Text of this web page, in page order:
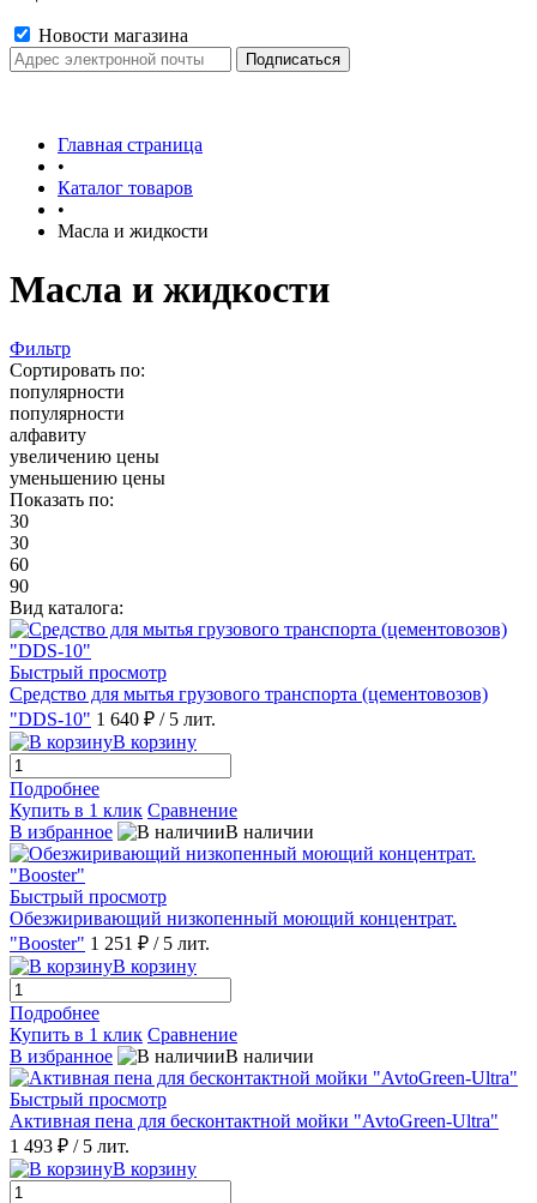
Новости магазина
Главная страница
•
Каталог товаров
•
Масла и жидкости
Масла и жидкости
Фильтр
Сортировать по:
популярности
популярности
алфавиту
увеличению цены
уменьшению цены
Показать по:
30
30
60
90
Вид каталога:
Быстрый просмотр
Средство для мытья грузового транспорта (цементовозов)
"DDS-10" 1 640 ₽ / 5 лит.
В корзину
Подробнее
Купить в 1 клик Сравнение
В избранное
В наличии
Быстрый просмотр
Обезжиривающий низкопенный моющий концентрат.
"Booster" 1 251 ₽ / 5 лит.
В корзину
Подробнее
Купить в 1 клик Сравнение
В избранное
В наличии
Быстрый просмотр
Активная пена для бесконтактной мойки "AvtoGreen-Ultra"
1 493 ₽ / 5 лит.
В корзину